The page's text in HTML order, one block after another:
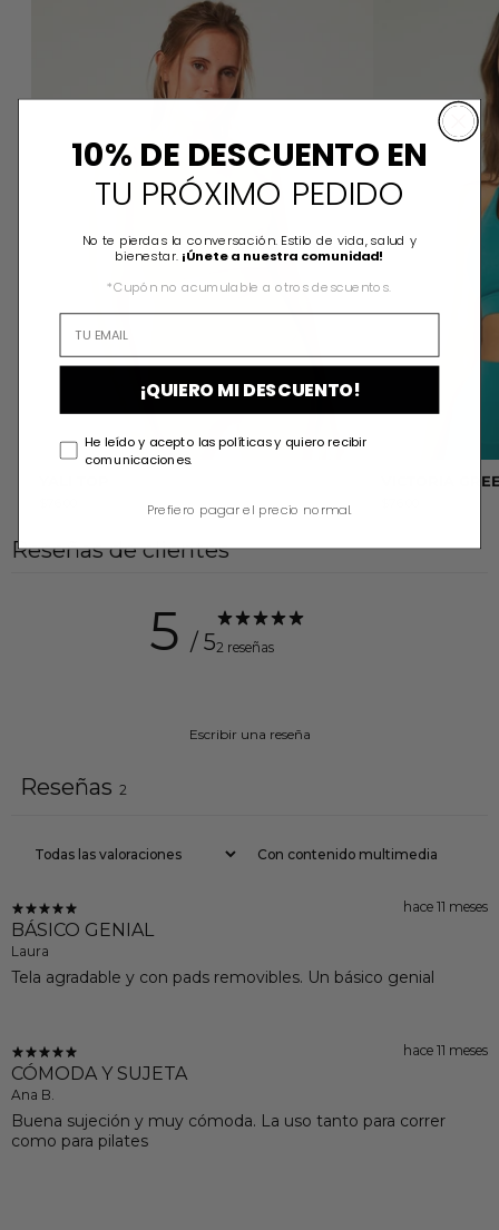
VICTORIA
Reseñas de clientes
5 / 52 reseñas
Escribir una reseña
Reseñas 2
Con contenido multimedia
hace 11 meses
BÁSICO GENIAL
Laura
Tela agradable y con pads removibles. Un básico genial
hace 11 meses
CÓMODA Y SUJETA
Ana B.
Buena sujeción y muy cómoda. La uso tanto para correr
como para pilates
10% DE DESCUENTO EN
TU PRÓXIMO PEDIDO
No te pierdas la conversación. Estilo de vida, salud y
bienestar. ¡Únete a nuestra comunidad!
*Cupón no acumulable a otros descuentos.
¡QUIERO MI DESCUENTO!
He leído y acepto las políticas y quiero recibir
comunicaciones.
Prefiero pagar el precio normal.